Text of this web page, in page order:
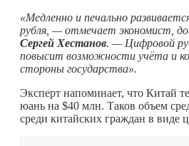
«Медленно и печально
рубля, — отмечает экономист,
Сергей Хестанов. — Цифровой
повысит возможности учёта и
стороны государства».
Эксперт напоминает, что Китай
юань на $40 млн. Таков объем
среди китайских граждан в виде